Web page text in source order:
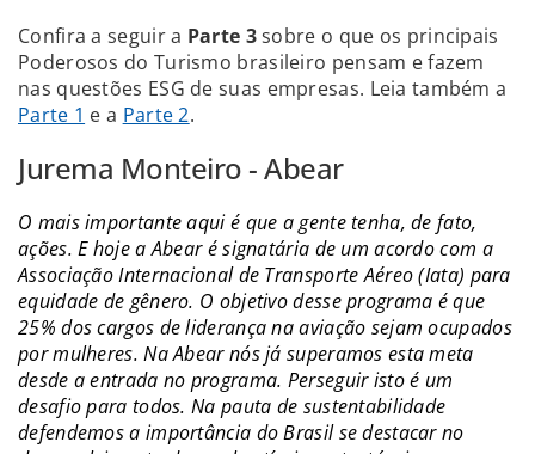
Confira a seguir a Parte 3sobre o que os principais
Poderosos do Turismo brasileiro pensam e fazem
nas questões ESG de suas empresas. Leia também a
Parte 1 e a Parte 2.
Jurema Monteiro - Abear
O mais importante aqui é que a gente tenha, de fato,
ações. E hoje a Abear é signatária de um acordo com a
Associação Internacional de Transporte Aéreo (Iata) para
equidade de gênero. O objetivo desse programa é que
25% dos cargos de liderança na aviação sejam ocupados
por mulheres. Na Abear nós já superamos esta meta
desde a entrada no programa. Perseguir isto é um
desafio para todos. Na pauta de sustentabilidade
defendemos a importância do Brasil se destacar no